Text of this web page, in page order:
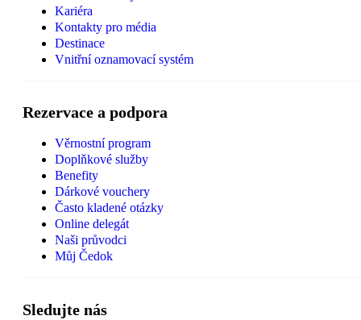
Kariéra
Kontakty pro média
Destinace
Vnitřní oznamovací systém
Rezervace a podpora
Věrnostní program
Doplňkové služby
Benefity
Dárkové vouchery
Často kladené otázky
Online delegát
Naši průvodci
Můj Čedok
Sledujte nás